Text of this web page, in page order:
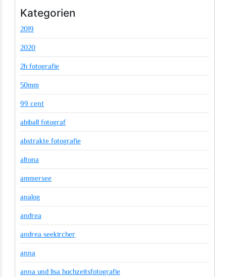
Kategorien
2019
2020
2h fotografie
50mm
99 cent
abiball fotograf
abstrakte fotografie
altona
ammersee
analog
andrea
andrea seekircher
anna
anna und lisa hochzeitsfotografie